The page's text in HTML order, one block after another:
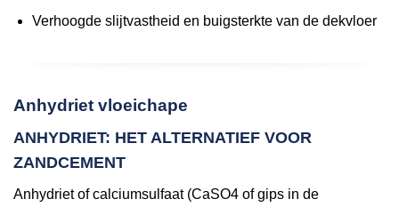
Verhoogde slijtvastheid en buigsterkte van de dekvloer
Anhydriet vloeichape
ANHYDRIET: HET ALTERNATIEF VOOR
ZANDCEMENT
Anhydriet of calciumsulfaat (CaSO4 of gips in de